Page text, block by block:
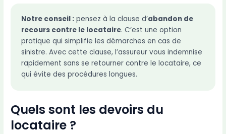
Notre conseil :pensez à la clause d’abandon de
recours contre le locataire. C’est une option
pratique qui simplifie les démarches en cas de
sinistre. Avec cette clause, l’assureur vous indemnise
rapidement sans se retourner contre le locataire, ce
qui évite des procédures longues.
Quels sont les devoirs du
locataire ?